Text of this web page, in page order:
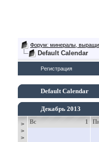
Форум: минералы,
Default Calendar
Регистрация
Default Calendar
Декабрь 2013
>
>
>
1
Вс